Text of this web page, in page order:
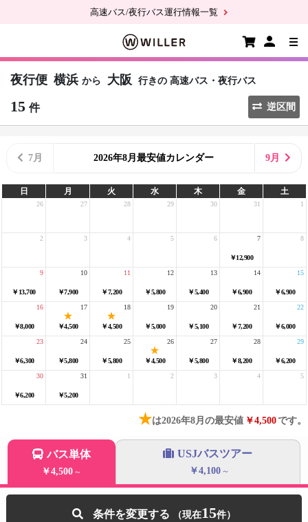
高速バス/夜行バス運行情報一覧
夜行便 横浜 から 大阪 行きの 高速バス・夜行バス
15 件 逆区間
7月 2026年8月最安値カレンダー 9月
日 月 火 水 木 金 土
26 27 28 29 30 31 1
2 3 4 5 6
￥12,900
7 8
￥13,700
9
￥7,900
10
￥7,200
11
￥5,800
12
￥5,400
13
￥6,900
14
￥6,900
15
￥8,000
16
￥4,500
17
￥4,500
18
￥5,000
19
￥5,100
20
￥7,200
21
￥6,000
22
￥6,300
23
￥5,800
24
￥5,800
25
￥4,500
26
￥5,800
27
￥8,200
28
￥6,200
29
￥6,200
30
￥5,200
31 1 2 3 4 5
★は2026年8月の最安値 ￥4,500です。
バス単体
￥4,500 ～
USJバスツアー
￥4,100 ～
条件を変更する 15